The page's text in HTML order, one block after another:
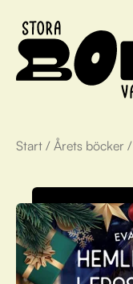
Start / Årets böcker /